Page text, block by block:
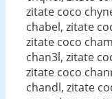
zitate coco
chabel, zitate
zitate coco
chan3l, zitate
zitate coco
chandl, zitate